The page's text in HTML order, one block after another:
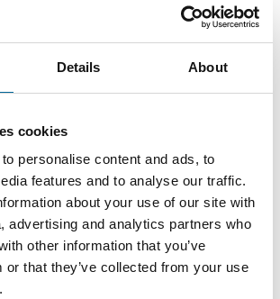
Details About
cookies
personalise content and ads, to
features and to analyse our traffic.
about your use of our site with
advertising and analytics partners who
other information that you’ve
or that they’ve collected from your use
8.6 mm
11.5 mm
483
kg/km
mm² 13.5 mm
674
kg/km